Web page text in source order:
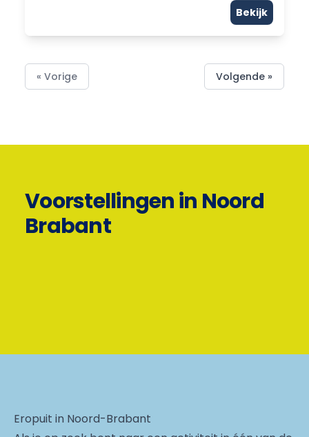
Bekijk
« Vorige Volgende »
Voorstellingen in Noord
Brabant
Eropuit in Noord-Brabant